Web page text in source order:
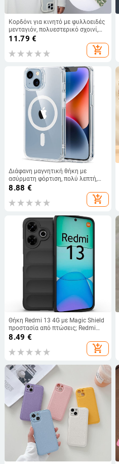
Κορδόνι για κινητό με φυλλοειδές
μενταγιόν, πολυεστερικό σχοινί,
μεταλλικό αγκράφα, unisex
11.79 €
add_shopping_cart
Διάφανη μαγνητική θήκη με
ασύρματη φόρτιση, πολύ λεπτή,
από TPU και ακρυλικό, για iPhone
8.88 €
add_shopping_cart
Θήκη Redmi 13 4G με Magic Shield
προστασία από πτώσεις; Redmi
Note 13R προστατευτική θήκη με
8.49 €
add_shopping_cart